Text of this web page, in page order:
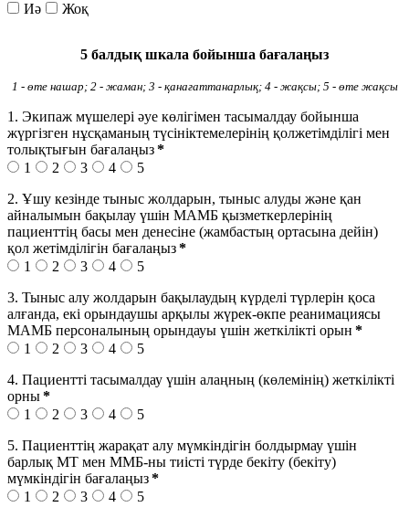
Иә Жоқ
5 балдық шкала бойынша бағалаңыз
1 - өте нашар; 2 - жаман; 3 - қанағаттанарлық; 4 - жақсы; 5 - өте жақсы
1. Экипаж мүшелері әуе көлігімен тасымалдау бойынша
жүргізген нұсқаманың түсініктемелерінің қолжетімділігі мен
толықтығын бағалаңыз*
1
2 3 4
5
2. Ұшу кезінде тыныс жолдарын, тыныс алуды және қан
айналымын бақылау үшін МАМБ қызметкерлерінің
пациенттің басы мен денесіне (жамбастың ортасына дейін)
қол жетімділігін бағалаңыз*
1
2 3 4
5
3. Тыныс алу жолдарын бақылаудың күрделі түрлерін қоса
алғанда, екі орындаушы арқылы жүрек-өкпе реанимациясы
МАМБ персоналының орындауы үшін жеткілікті орын *
1
2 3 4
5
4. Пациентті тасымалдау үшін алаңның (көлемінің) жеткілікті
орны*
1
2 3 4
5
5. Пациенттің жарақат алу мүмкіндігін болдырмау үшін
барлық МТ мен ММБ-ны тиісті түрде бекіту (бекіту)
мүмкіндігін бағалаңыз*
1
2 3 4
5